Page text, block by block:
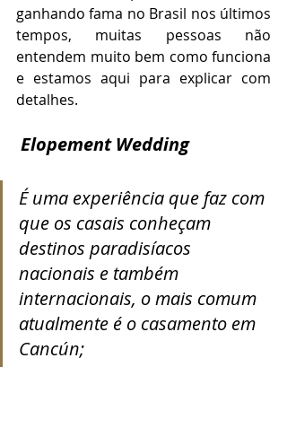
ganhando fama no Brasil nos últimos
tempos, muitas pessoas não
entendem muito bem como funciona
e estamos aqui para explicar com
detalhes.
Elopement Wedding
É uma experiência que faz com
que os casais conheçam
destinos paradisíacos
nacionais e também
internacionais, o mais comum
atualmente é o casamento em
Cancún;